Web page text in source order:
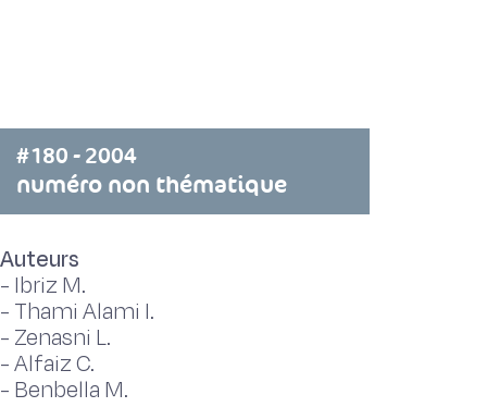
#180 - 2004
numéro non thématique
Auteurs
- Ibriz M.
- Thami Alami I.
- Zenasni L.
-Alfaiz C.
- Benbella M.